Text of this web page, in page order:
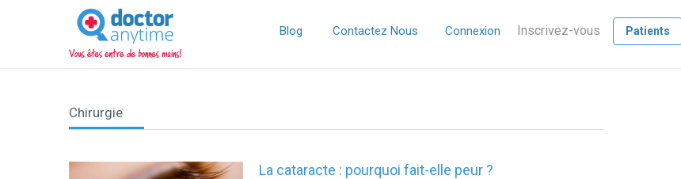
DoctorAnyTime
You
are
in
good
Blog Contactez Nous Connexion Inscrivez-vous Patients
Chirurgie
La cataracte : pourquoi fait-elle peur ?